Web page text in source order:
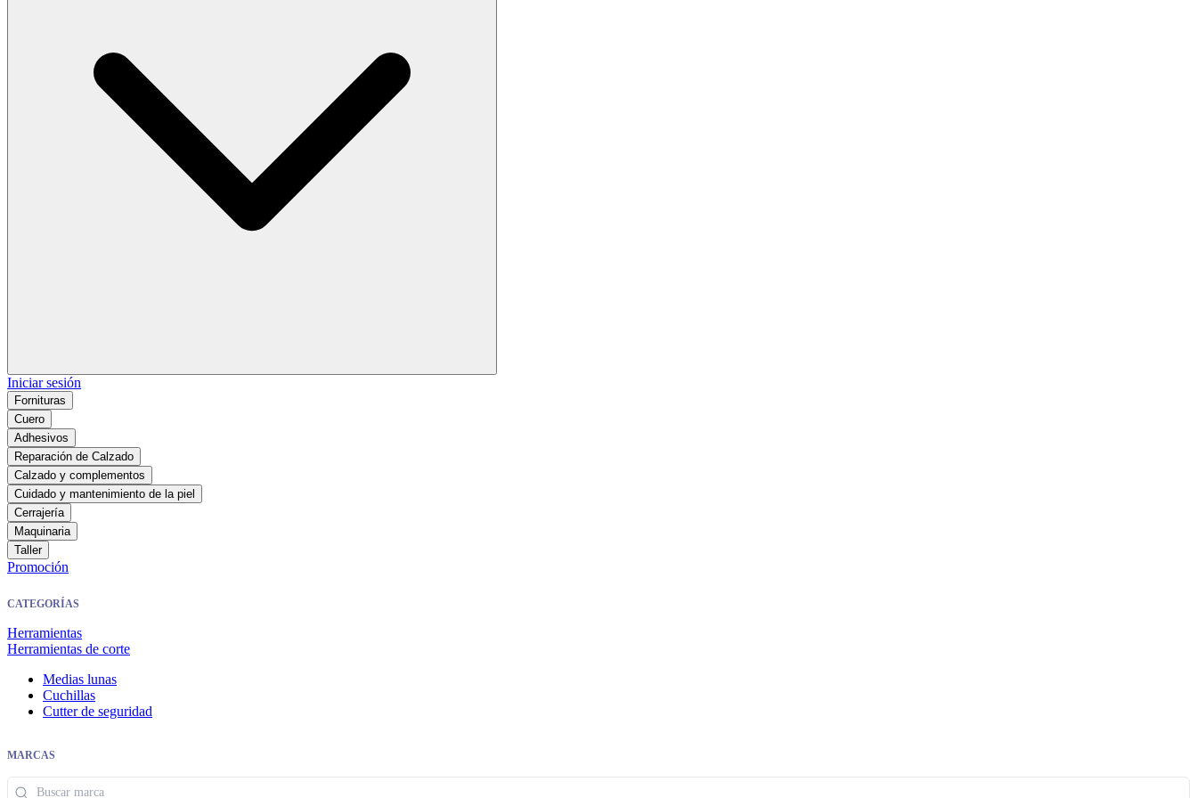
Iniciar sesión
Fornituras
Cuero
Adhesivos
Reparación de Calzado
Calzado y complementos
Cuidado y mantenimiento de la piel
Cerrajería
Maquinaria
Taller
Promoción
CATEGORÍAS
Herramientas
Herramientas de corte
Medias lunas
Cuchillas
Cutter de seguridad
MARCAS